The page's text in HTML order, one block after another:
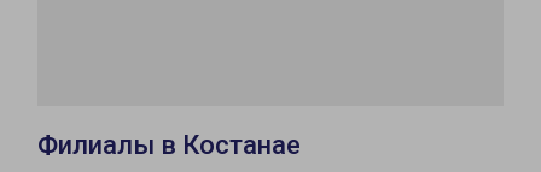
Филиалы в Костанае